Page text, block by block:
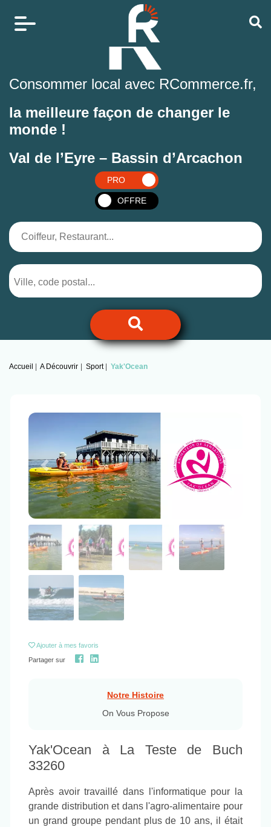
Consommer local avec RCommerce.fr,
la meilleure façon de changer le
monde !
Val de l’Eyre – Bassin d’Arcachon
PRO
OFFRE
Accueil A Découvrir Sport Yak'Ocean
Previous Next
Ajouter à mes favoris
Partager sur
Notre Histoire
On Vous Propose
Yak'Ocean à La Teste de Buch
33260
Après avoir travaillé dans l'informatique pour la
grande distribution et dans l'agro-alimentaire pour
un grand groupe pendant plus de 10 ans, il était